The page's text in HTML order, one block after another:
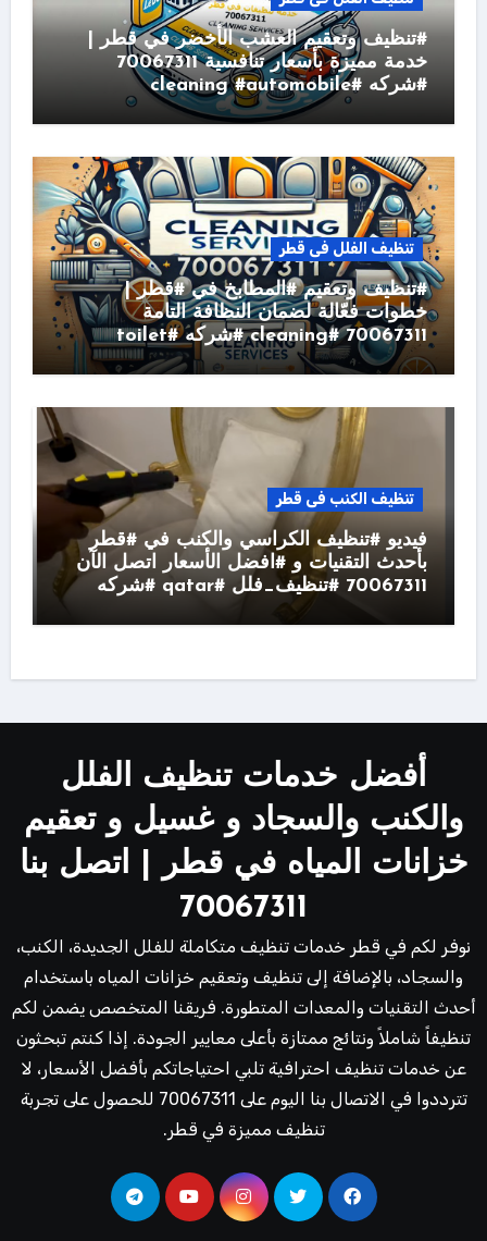
#تنظيف وتعقيم العشب الأخضر في قطر |
خدمة مميزة بأسعار تنافسية 70067311
#شركه #cleaning #automobile
تنظيف الفلل فى قطر
#تنظيف وتعقيم #المطابخ في #قطر |
خطوات فعّالة لضمان النظافة التامة
70067311 #cleaning #شركه #toilet
تنظيف الكنب فى قطر
فيديو #تنظيف الكراسي والكنب في #قطر
بأحدث التقنيات و #افضل الأسعار اتصل الآن
70067311 #تنظيف_فلل #qatar #شركه
أفضل خدمات تنظيف الفلل
والكنب والسجاد و غسيل و تعقيم
خزانات المياه في قطر | اتصل بنا
70067311
نوفر لكم في قطر خدمات تنظيف متكاملة للفلل الجديدة، الكنب،
والسجاد، بالإضافة إلى تنظيف وتعقيم خزانات المياه باستخدام
أحدث التقنيات والمعدات المتطورة. فريقنا المتخصص يضمن لكم
تنظيفاً شاملاً ونتائج ممتازة بأعلى معايير الجودة. إذا كنتم تبحثون
عن خدمات تنظيف احترافية تلبي احتياجاتكم بأفضل الأسعار، لا
تترددوا في الاتصال بنا اليوم على 70067311 للحصول على تجربة
تنظيف مميزة في قطر.